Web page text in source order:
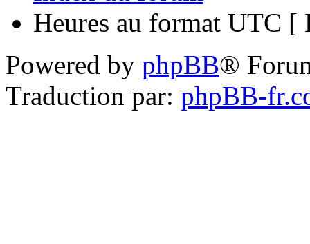
Heures au format UTC [
Powered by phpBB®
Traduction par: phpBB-